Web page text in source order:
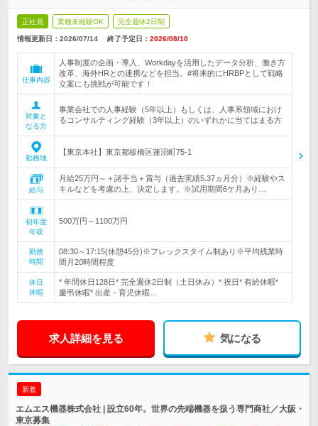
正社員 業種未経験OK 完全週休2日制
情報更新日：2026/07/14 終了予定日： 2026/08/10
仕事内容
人事制度の企画・導入、Workdayを活用したデータ分析、働き方
改革、海外HRとの連携などを担当。#将来的にHRBPとして戦略
立案にも挑戦が可能です！
対象と
なる方
事業会社での人事経験（5年以上）もしくは、人事系領域におけ
るコンサルティング経験（3年以上）のいずれかに当てはまる方
勤務地
【東京本社】東京都板橋区蓮沼町75-1
給与
月給25万円～＋諸手当＋賞与（過去実績5.37ヵ月分）※経験やス
キルなどを考慮の上、決定します。※試用期間6ケ月あり…
初年度
年収
500万円～1100万円
勤務
時間
08:30～17:15(休憩45分)※フレックスタイム制あり※平均残業時
間月20時間程度
休日
休暇
* 年間休日128日* 完全週休2日制（土日休み）* 祝日* 有給休暇*
慶弔休暇* 出産・育児休暇…
求人詳細を見る 気になる
新着
エムエス機器株式会社 | 設立60年。世界の先端機器を扱う専門商社／大阪・
東京募集